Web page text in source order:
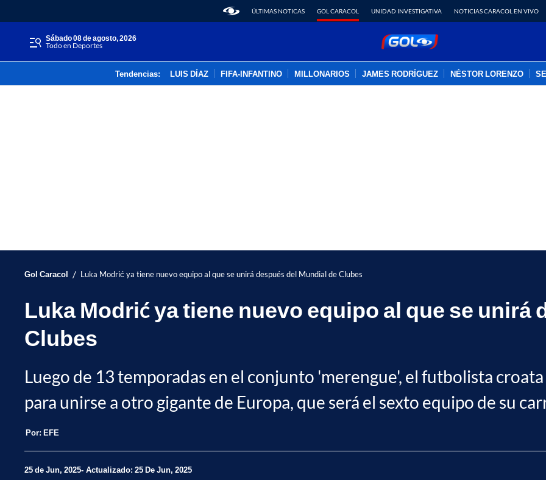
ÚLTIMAS NOTICAS GOL CARACOL UNIDAD INVESTIGATIVA NOTICIAS CARACOL EN VIVO
sábado 08 de agosto, 2026
Todo en Deportes
Tendencias: LUIS DÍAZ FIFA-INFANTINO MILLONARIOS JAMES RODRÍGUEZ NÉSTOR LORENZO
Gol Caracol / Luka Modrić ya tiene nuevo equipo al que se unirá después del Mundial de Clubes
Luka Modrić ya tiene nuevo equipo al que se unirá
Clubes
Luego de 13 temporadas en el conjunto 'merengue', el futbolista
para unirse a otro gigante de Europa, que será el sexto equipo de su
Por: EFE
25 de Jun, 2025 Actualizado: 25 De Jun, 2025